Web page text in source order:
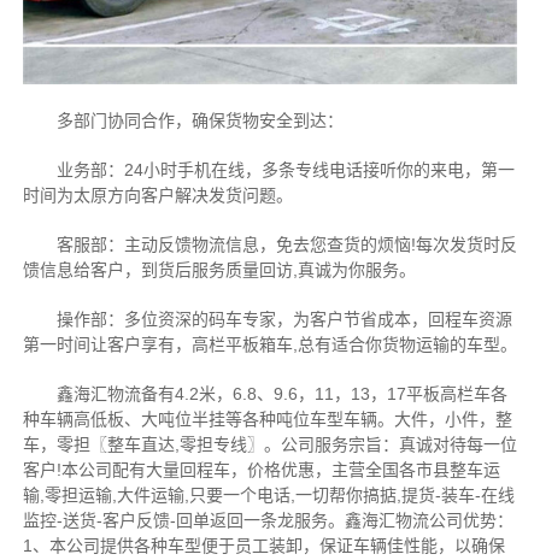
多部门协同合作，确保货物安全到达：
业务部：24小时手机在线，多条专线电话接听你的来电，第一
时间为太原方向客户解决发货问题。
客服部：主动反馈物流信息，免去您查货的烦恼!每次发货时反
馈信息给客户，到货后服务质量回访,真诚为你服务。
操作部：多位资深的码车专家，为客户节省成本，回程车资源
第一时间让客户享有，高栏平板箱车,总有适合你货物运输的车型。
鑫海汇物流备有4.2米，6.8、9.6，11，13，17平板高栏车各
种车辆高低板、大吨位半挂等各种吨位车型车辆。大件，小件，整
车，零担〖整车直达,零担专线〗。公司服务宗旨：真诚对待每一位
客户!本公司配有大量回程车，价格优惠，主营全国各市县整车运
输,零担运输,大件运输,只要一个电话,一切帮你搞掂,提货-装车-在线
监控-送货-客户反馈-回单返回一条龙服务。鑫海汇物流公司优势：
1、本公司提供各种车型便于员工装卸，保证车辆佳性能，以确保